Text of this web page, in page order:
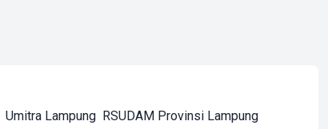
Umitra Lampung RSUDAM Provinsi Lampung